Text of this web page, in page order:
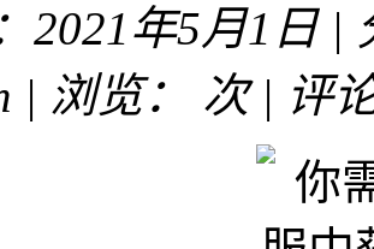
2021年5月1日 |
| 浏览：
次 | 评